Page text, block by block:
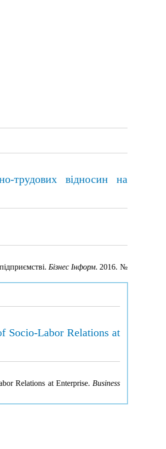
трудових відносин на
Бізнес Інформ. 2016. №
Socio-Labor Relations at
Relations at Enterprise. Business